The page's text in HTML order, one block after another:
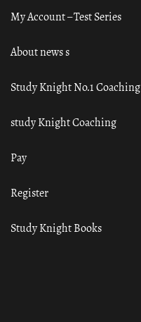
My Account – Test Series
About news s
Study Knight No.1 Coaching
study Knight Coaching
Pay
Register
Study Knight Books